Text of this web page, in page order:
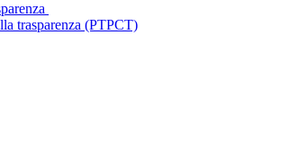
trasparenza (PTPCT)